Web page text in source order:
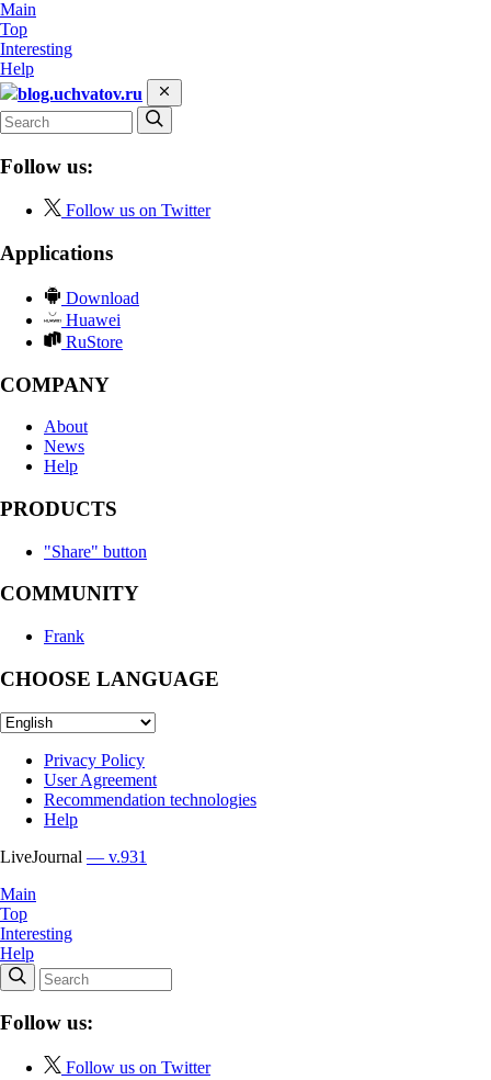
Main
Top
Interesting
Help
blog.uchvatov.ru
Follow us:
Follow us on Twitter
Applications
Download
Huawei
RuStore
COMPANY
About
News
Help
PRODUCTS
"Share" button
COMMUNITY
Frank
CHOOSE LANGUAGE
Privacy Policy
User Agreement
Recommendation technologies
Help
LiveJournal — v.931
Main
Top
Interesting
Help
Follow us:
Follow us on Twitter